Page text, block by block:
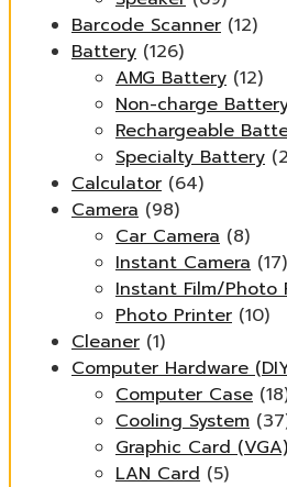
Barcode Scanner (12)
Battery (126)
AMG Battery (12)
Non-charge
Rechargeable
Specialty Battery
Calculator (64)
Camera (98)
Car Camera (8)
Instant Camera (17)
Instant Film/Photo
Photo Printer (10)
Cleaner (1)
Computer Hardware
Computer Case
Cooling System
Graphic Card (VGA)
LAN Card (5)